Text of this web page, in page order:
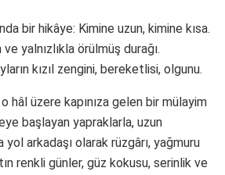
bir hikâye: Kimine uzun, kimine kısa.
yalnızlıkla örülmüş durağı.
kızıl zengini, bereketlisi, olgunu.
hâl üzere kapınıza gelen bir mülayim
başlayan yapraklarla, uzun
yol arkadaşı olarak rüzgârı, yağmuru
renkli günler, güz kokusu, serinlik ve